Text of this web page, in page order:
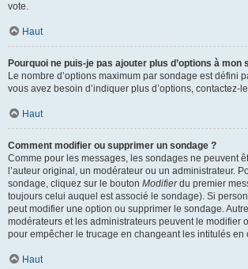
vote.
Haut
Pourquoi ne puis-je pas ajouter plus d’options à mon
Le nombre d’options maximum par sondage est défini
vous avez besoin d’indiquer plus d’options, contactez-
Haut
Comment modifier ou supprimer un sondage ?
Comme pour les messages, les sondages ne peuvent
l’auteur original, un modérateur ou un administrateur.
sondage, cliquez sur le bouton Modifierdu premier
toujours celui auquel est associé le sondage). Si
peut modifier une option ou supprimer le sondage.
modérateurs et les administrateurs peuvent le modifier
pour empêcher le trucage en changeant les intitulés en
Haut